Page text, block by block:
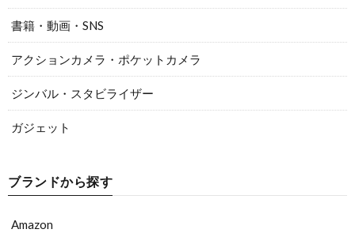
書籍・動画・SNS
アクションカメラ・ポケットカメラ
ジンバル・スタビライザー
ガジェット
ブランドから探す
Amazon